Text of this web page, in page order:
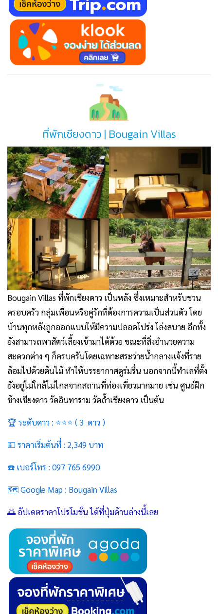
ที่พักเชียงดาว | Bougain Villas
Bougain Villas ที่พักเชียงดาว เป็นหลังซึ่งเหมาะสำหรับชวน
ครอบครัว กลุ่มเพื่อนหรือคู่รักที่ต้องการความเป็นส่วนตัว โดย
บ้านทุกหลังถูกออกแบบให้มีความปลอดโปร่ง โล่งสบาย อีกทั้ง
ยังสามารถพาสัตว์เลี้ยงเข้ามาได้ด้วย ขณะที่สิ่งอำนวยความ
สะดวกต่าง ๆ ก็ครบครันโดยเฉพาะสระว่ายน้ำกลางแจ้งที่ราย
ล้อมไปด้วยต้นไม้ ทำให้บรรยากาศดูร่มรื่น นอกจากนี้ทำเลที่ตั้ง
ยังอยู่ไม่ใกล้ไม่ไกลจากสถานที่ท่องเที่ยวมากมาย เช่น ศูนย์ฝึก
ช้างเชียงดาว วัดอินทาราม วัดถ้ำเชียงดาว เป็นต้น
🏆 ระดับดาว : ⭐⭐⭐ ( 3 ดาว )
💵 ราคาเริ่มต้นที่ : 2,349 บาท
☎️ เบอร์โทร : 097 765 6990
🗺️ Google Map : Bougain Villas
🌅 อัปเดตราคาโปรโมชั่น ได้ที่ปุ่มด้านล่างนี้เลย